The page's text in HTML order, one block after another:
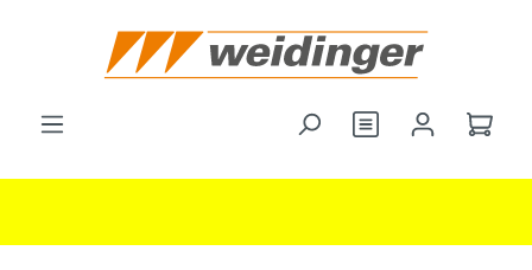
springen
Du hast 0